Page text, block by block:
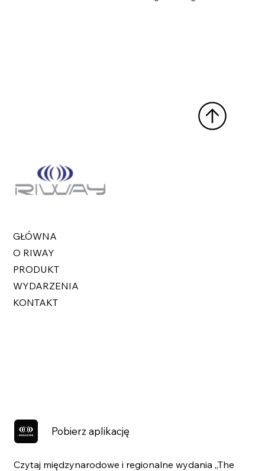
GŁÓWNA
O RIWAY
PRODUKT
WYDARZENIA
KONTAKT
Pobierz aplikację
Czytaj międzynarodowe i regionalne wydania „The